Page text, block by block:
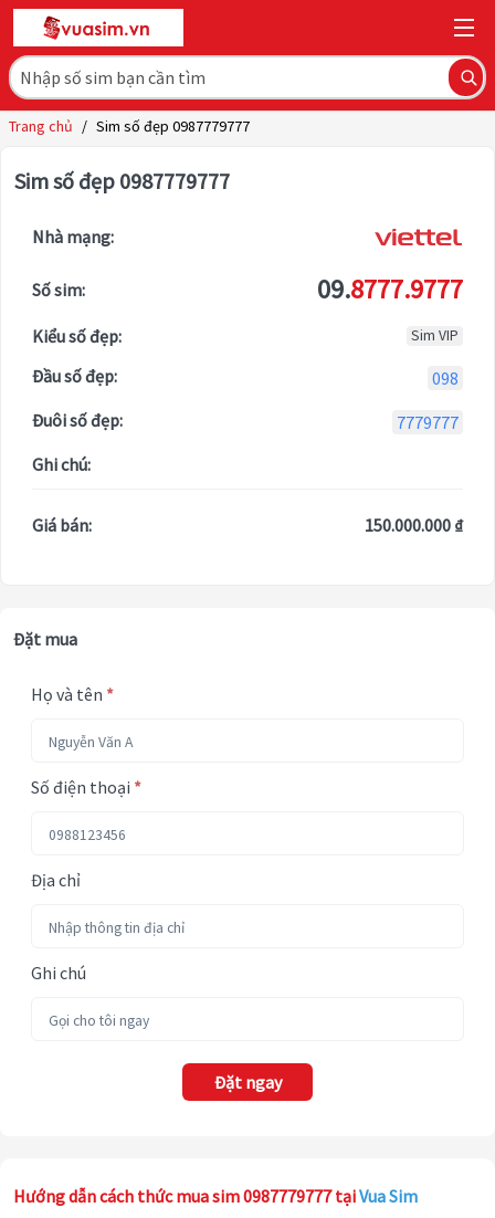
Trang chủ / Sim số đẹp 0987779777
Sim số đẹp 0987779777
Nhà mạng:
Số sim: 09.8777.9777
Kiểu số đẹp: Sim VIP
Đầu số đẹp:
098
Đuôi số đẹp:
7779777
Ghi chú:
Giá bán: 150.000.000 ₫
Đặt mua
Họ và tên *
Số điện thoại *
Địa chỉ
Ghi chú
Đặt ngay
Hướng dẫn cách thức mua sim 0987779777 tạiVua Sim